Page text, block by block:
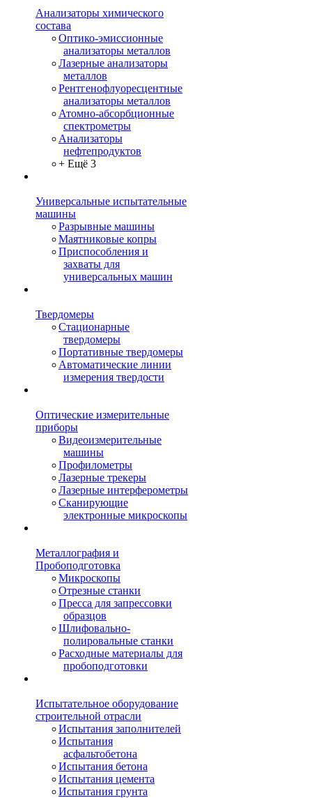
Анализаторы химического
состава
Оптико-эмиссионные
анализаторы металлов
Лазерные анализаторы
металлов
Рентгенофлуоресцентные
анализаторы металлов
Атомно-абсорбционные
спектрометры
Анализаторы
нефтепродуктов
+ Ещё 3
Универсальные испытательные
машины
Разрывные машины
Маятниковые копры
Приспособления и
захваты для
универсальных машин
Твердомеры
Стационарные
твердомеры
Портативные твердомеры
Автоматические линии
измерения твердости
Оптические измерительные
приборы
Видеоизмерительные
машины
Профилометры
Лазерные трекеры
Лазерные интерферометры
Сканирующие
электронные микроскопы
Металлография и
Пробоподготовка
Микроскопы
Отрезные станки
Пресса для запрессовки
образцов
Шлифовально-
полировальные станки
Расходные материалы для
пробоподготовки
Испытательное оборудование
строительной отрасли
Испытания заполнителей
Испытания
асфальтобетона
Испытания бетона
Испытания цемента
Испытания грунта